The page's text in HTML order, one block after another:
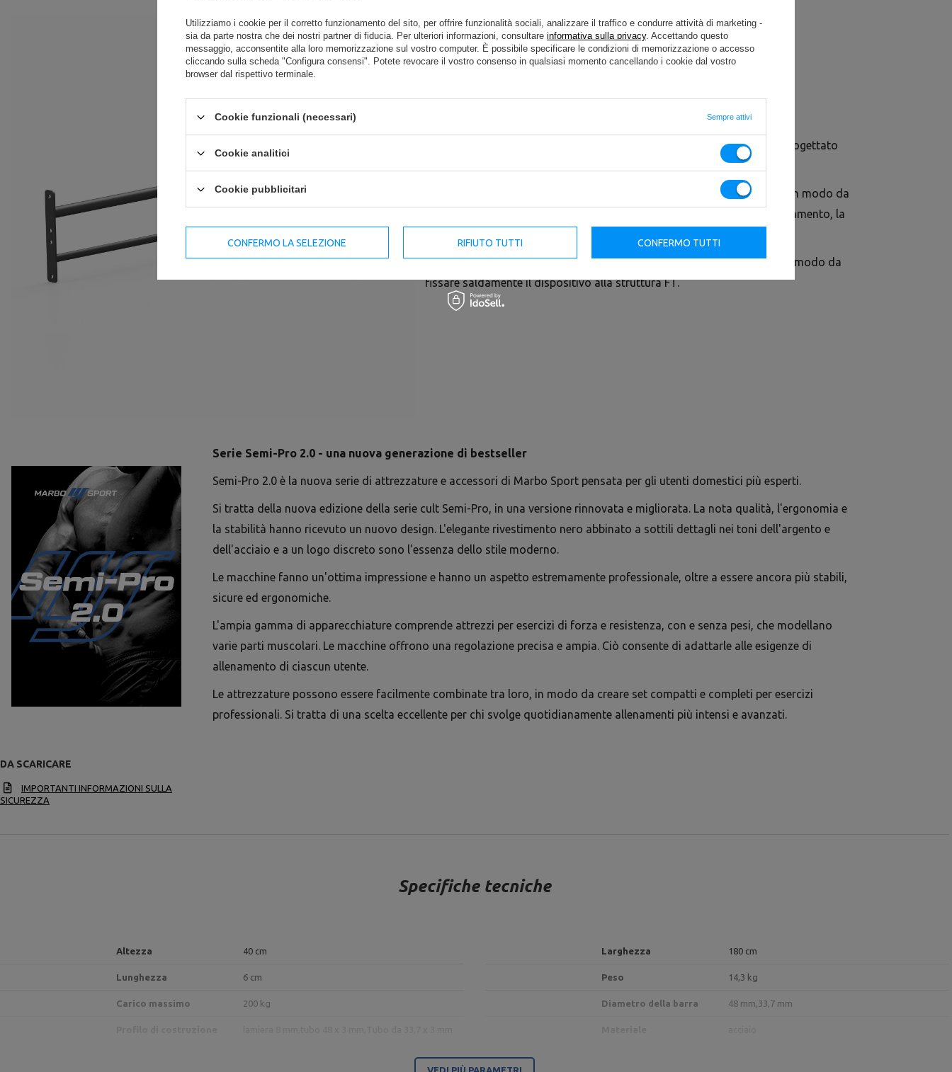
La barra doppia 33/48 mm 180 cm MFT-D3348P-180 è un dispositivo progettato
per essere installato nel sistema di allenamento funzionale FT.
Il dispositivo consente di allenarsi con aste di 33 e 48 mm di diametro, in modo da
poter praticare le trazioni a diverse intensità. Oltre alla funzione di allenamento, la
L'assemblaggio della barra avviene tramite quattro viti di montaggio, in modo da
fissare saldamente il dispositivo alla struttura FT.
Serie Semi-Pro 2.0 - una nuova generazione di bestseller
Semi-Pro 2.0 è la nuova serie di attrezzature e accessori di Marbo Sport pensata per gli utenti domestici più esperti.
Si tratta della nuova edizione della serie cult Semi-Pro, in una versione rinnovata e migliorata. La nota qualità, l'ergonomia e
la stabilità hanno ricevuto un nuovo design. L'elegante rivestimento nero abbinato a sottili dettagli nei toni dell'argento e
dell'acciaio e a un logo discreto sono l'essenza dello stile moderno.
Le macchine fanno un'ottima impressione e hanno un aspetto estremamente professionale, oltre a essere ancora più stabili,
sicure ed ergonomiche.
L'ampia gamma di apparecchiature comprende attrezzi per esercizi di forza e resistenza, con e senza pesi, che modellano
varie parti muscolari. Le macchine offrono una regolazione precisa e ampia. Ciò consente di adattarle alle esigenze di
allenamento di ciascun utente.
Le attrezzature possono essere facilmente combinate tra loro, in modo da creare set compatti e completi per esercizi
professionali. Si tratta di una scelta eccellente per chi svolge quotidianamente allenamenti più intensi e avanzati.
DA SCARICARE
IMPORTANTI INFORMAZIONI SULLA
SICUREZZA
Specifiche tecniche
Altezza 40 cm Larghezza 180 cm
Lunghezza 6 cm Peso 14,3 kg
Carico massimo 200 kg Diametro della barra 48 mm,33,7 mm
VEDI PIÙ PARAMETRI
Utilizziamo i cookie per il corretto funzionamento del sito, per offrire funzionalità sociali, analizzare il traffico e condurre attività di marketing -
sia da parte nostra che dei nostri partner di fiducia. Per ulteriori informazioni, consultare informativa sulla privacy. Accettando questo
messaggio, acconsentite alla loro memorizzazione sul vostro computer. È possibile specificare le condizioni di memorizzazione o accesso
cliccando sulla scheda "Configura consensi". Potete revocare il vostro consenso in qualsiasi momento cancellando i cookie dal vostro
browser dal rispettivo terminale.
Cookie funzionali (necessari) Sempre attivi
Cookie analitici
Cookie pubblicitari
CONFERMO LA SELEZIONE RIFIUTO TUTTI CONFERMO TUTTI